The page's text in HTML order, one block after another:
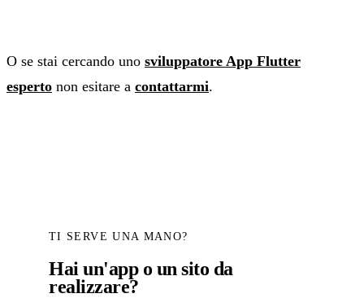
O se stai cercando uno sviluppatore App Flutter
esperto non esitare a contattarmi.
TI SERVE UNA MANO?
Hai un'app o un sito da
realizzare?